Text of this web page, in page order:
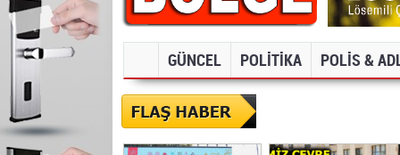
GÜNCEL POLİTİKA POLİS &